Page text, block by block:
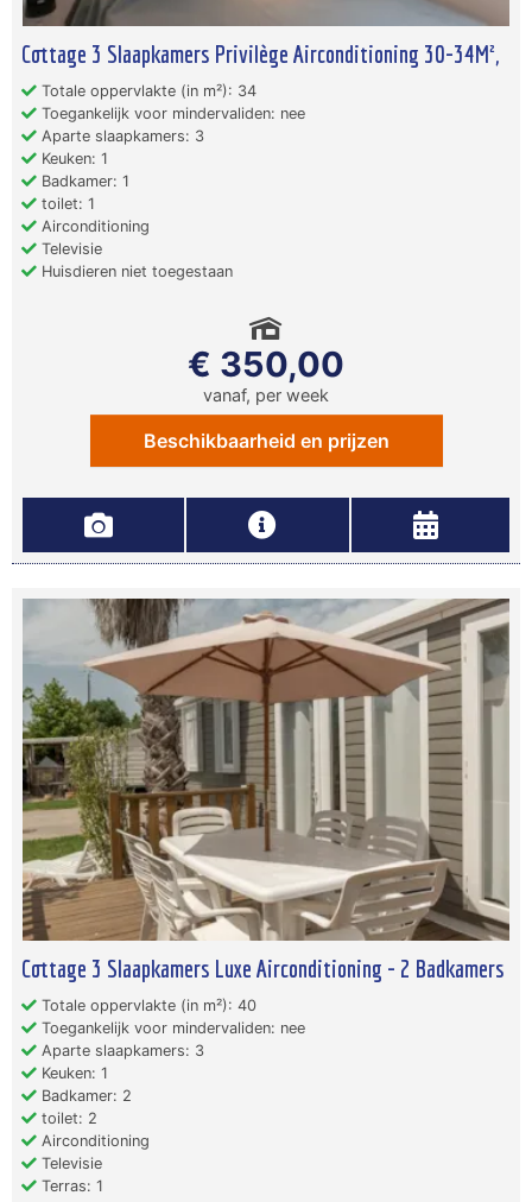
Cottage 3 Slaapkamers Privilège Airconditioning 30-34M²,
Totale oppervlakte (in m²): 34
Toegankelijk voor mindervaliden: nee
Aparte slaapkamers: 3
Keuken: 1
Badkamer: 1
toilet: 1
Airconditioning
Televisie
Huisdieren niet toegestaan
€ 350,00
vanaf, per week
Beschikbaarheid en prijzen
Cottage 3 Slaapkamers Luxe Airconditioning - 2 Badkamers
Totale oppervlakte (in m²): 40
Toegankelijk voor mindervaliden: nee
Aparte slaapkamers: 3
Keuken: 1
Badkamer: 2
toilet: 2
Airconditioning
Televisie
Terras: 1